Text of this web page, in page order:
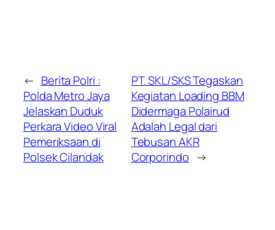
← Berita Polri :
Polda Metro Jaya
Jelaskan Duduk
Perkara Video Viral
Pemeriksaan di
Polsek Cilandak
PT. SKL/SKS Tegaskan
Kegiatan Loading BBM
Didermaga Polairud
Adalah Legal dari
Tebusan AKR
Corporindo →